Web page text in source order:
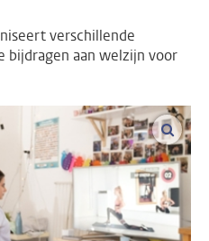
verschillende
bijdragen aan welzijn voor